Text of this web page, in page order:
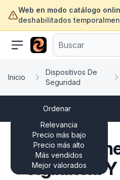
Web en modo catálogo
deshabilitados
ofertasinformatica.com
Inicio
Dispositivos De
Seguridad
Ordenar
Relevancia
Precio más bajo
Precio más alto
Más vendidos
Mejor valorados
Vigilancia